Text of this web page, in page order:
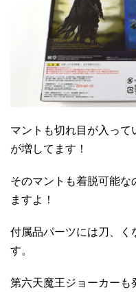
マントも切れ目が入って
が増してます！
そのマントも着脱可能な
ますよ！
付属品パーツには刀、く
す。
第六天魔王ジョーカーも